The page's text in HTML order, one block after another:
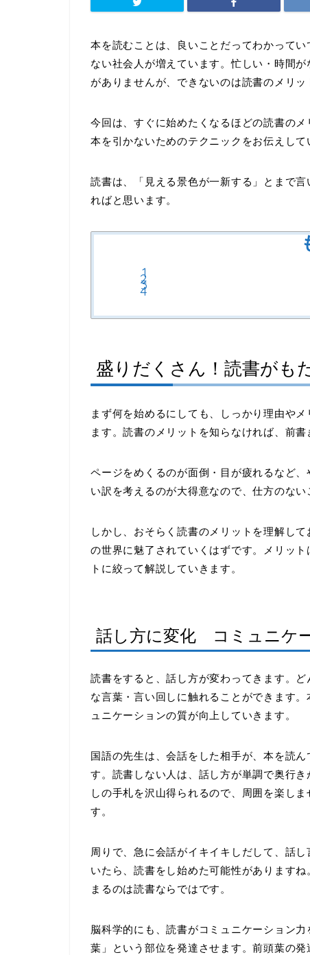
本を読むことは、良いことだってわかって
ない社会人が増えています。忙しい・時間
がありませんが、できないのは読書のメリ
今回は、すぐに始めたくなるほどの読書のメ
本を引かないためのテクニックをお伝えして
読書は、「見える景色が一新する」とまで
ればと思います。
盛りだくさん！読書がも
まず何を始めるにしても、しっかり理由や
ます。読書のメリットを知らなければ、前書
ページをめくるのが面倒・目が疲れるなど
い訳を考えるのが大得意なので、仕方のない
しかし、おそらく読書のメリットを理解し
の世界に魅了されていくはずです。メリッ
トに絞って解説していきます。
話し方に変化 コミュニケ
読書をすると、話し方が変わってきます。
な言葉・言い回しに触れることができます
ュニケーションの質が向上していきます。
国語の先生は、会話をした相手が、本を読
す。読書しない人は、話し方が単調で奥行
しの手札を沢山得られるので、周囲を楽し
す。
周りで、急に会話がイキイキしだして、話
いたら、読書をし始めた可能性があります
まるのは読書ならではです。
脳科学的にも、読書がコミュニケーション
葉」という部位を発達させます。前頭葉の